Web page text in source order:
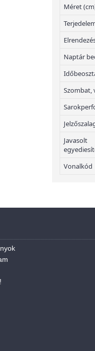
Méret
Naptár
Szombat,
Javasolt
Vonalkód